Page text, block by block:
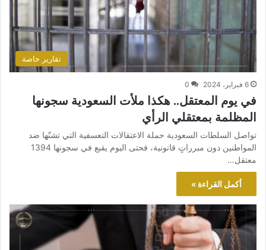
تقارير خاصة
6 فبراير، 2024 0
في يوم المعتقل.. هكذا ملأت السعودية سجونها
المظلمة بمعتقلي الرأي
تواصل السلطات السعودية حملة الاعتقالات التعسفية التي تشنّها ضد
المواطنين دون مبرراتٍ قانونية، فحتى اليوم يقبع في سجونها 1394
معتقل…
أكمل القراءة »